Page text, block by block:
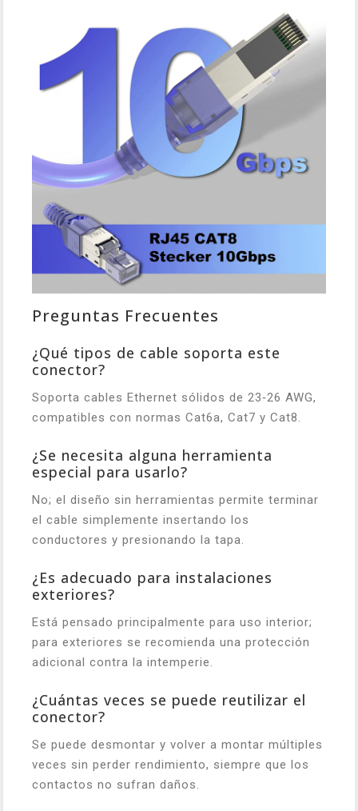
Preguntas Frecuentes
¿Qué tipos de cable soporta este
conector?
Soporta cables Ethernet sólidos de 23‑26 AWG,
compatibles con normas Cat6a, Cat7 y Cat8.
¿Se necesita alguna herramienta
especial para usarlo?
No; el diseño sin herramientas permite terminar
el cable simplemente insertando los
conductores y presionando la tapa.
¿Es adecuado para instalaciones
exteriores?
Está pensado principalmente para uso interior;
para exteriores se recomienda una protección
adicional contra la intemperie.
¿Cuántas veces se puede reutilizar el
conector?
Se puede desmontar y volver a montar múltiples
veces sin perder rendimiento, siempre que los
contactos no sufran daños.